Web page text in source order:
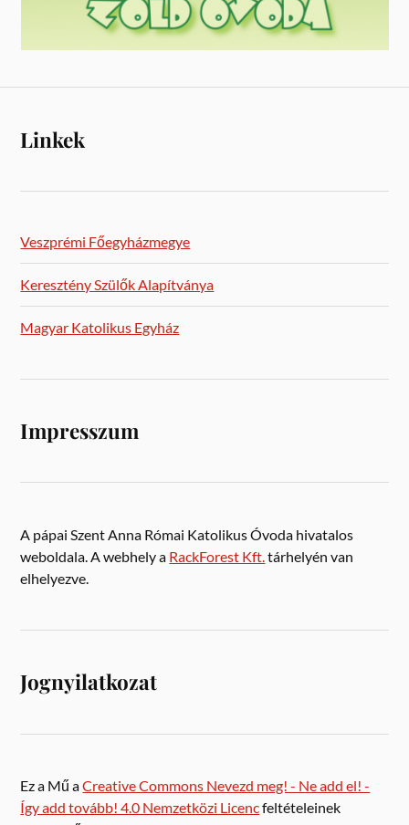
Linkek
Veszprémi Főegyházmegye
Keresztény Szülők Alapítványa
Magyar Katolikus Egyház
Impresszum
A pápai Szent Anna Római Katolikus Óvoda hivatalos
weboldala. A webhely a RackForest Kft. tárhelyén van
elhelyezve.
Jognyilatkozat
Ez a Mű aCreative Commons Nevezd meg! - Ne add el! -
Így add tovább! 4.0 Nemzetközi Licencfeltételeinek